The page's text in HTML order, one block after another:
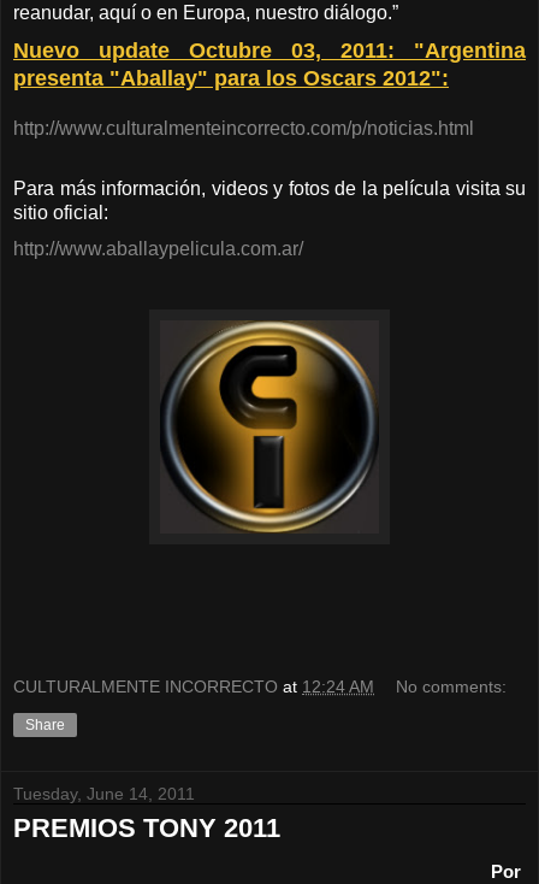
reanudar, aquí o en Europa, nuestro diálogo.”
Nuevo update Octubre 03, 2011: "Argentina
presenta "Aballay" para los Oscars 2012":
http://www.culturalmenteincorrecto.com/p/noticias.html
Para más información, videos y fotos de la película visita su
sitio oficial:
http://www.aballaypelicula.com.ar/
CULTURALMENTE INCORRECTO at 12:24 AM No comments:
Share
Tuesday, June 14, 2011
PREMIOS TONY 2011
Por